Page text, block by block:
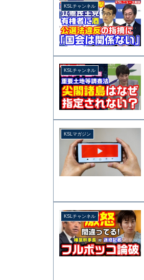
KSLチャンネル
KSLチャンネル
KSLマガジン
KSLチャンネル